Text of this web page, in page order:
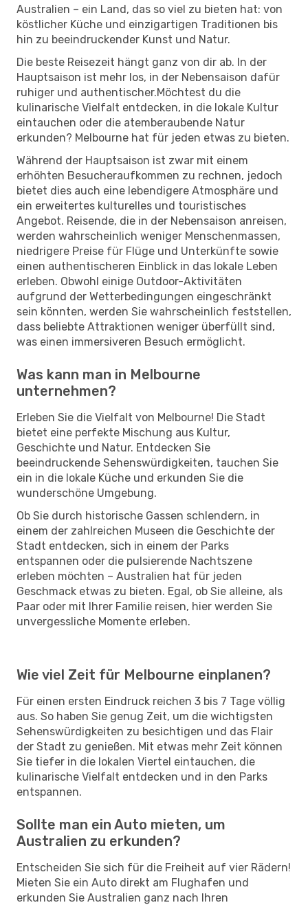
Australien – ein Land, das so viel zu bieten hat: von
köstlicher Küche und einzigartigen Traditionen bis
hin zu beeindruckender Kunst und Natur.
Die beste Reisezeit hängt ganz von dir ab. In der
Hauptsaison ist mehr los, in der Nebensaison dafür
ruhiger und authentischer.Möchtest du die
kulinarische Vielfalt entdecken, in die lokale Kultur
eintauchen oder die atemberaubende Natur
erkunden? Melbourne hat für jeden etwas zu bieten.
Während der Hauptsaison ist zwar mit einem
erhöhten Besucheraufkommen zu rechnen, jedoch
bietet dies auch eine lebendigere Atmosphäre und
ein erweitertes kulturelles und touristisches
Angebot. Reisende, die in der Nebensaison anreisen,
werden wahrscheinlich weniger Menschenmassen,
niedrigere Preise für Flüge und Unterkünfte sowie
einen authentischeren Einblick in das lokale Leben
erleben. Obwohl einige Outdoor-Aktivitäten
aufgrund der Wetterbedingungen eingeschränkt
sein könnten, werden Sie wahrscheinlich feststellen,
dass beliebte Attraktionen weniger überfüllt sind,
was einen immersiveren Besuch ermöglicht.
Was kann man in Melbourne
unternehmen?
Erleben Sie die Vielfalt von Melbourne! Die Stadt
bietet eine perfekte Mischung aus Kultur,
Geschichte und Natur. Entdecken Sie
beeindruckende Sehenswürdigkeiten, tauchen Sie
ein in die lokale Küche und erkunden Sie die
wunderschöne Umgebung.
Ob Sie durch historische Gassen schlendern, in
einem der zahlreichen Museen die Geschichte der
Stadt entdecken, sich in einem der Parks
entspannen oder die pulsierende Nachtszene
erleben möchten – Australien hat für jeden
Geschmack etwas zu bieten. Egal, ob Sie alleine, als
Paar oder mit Ihrer Familie reisen, hier werden Sie
unvergessliche Momente erleben.
Wie viel Zeit für Melbourne einplanen?
Für einen ersten Eindruck reichen 3 bis 7 Tage völlig
aus. So haben Sie genug Zeit, um die wichtigsten
Sehenswürdigkeiten zu besichtigen und das Flair
der Stadt zu genießen. Mit etwas mehr Zeit können
Sie tiefer in die lokalen Viertel eintauchen, die
kulinarische Vielfalt entdecken und in den Parks
entspannen.
Sollte man ein Auto mieten, um
Australien zu erkunden?
Entscheiden Sie sich für die Freiheit auf vier Rädern!
Mieten Sie ein Auto direkt am Flughafen und
erkunden Sie Australien ganz nach Ihren